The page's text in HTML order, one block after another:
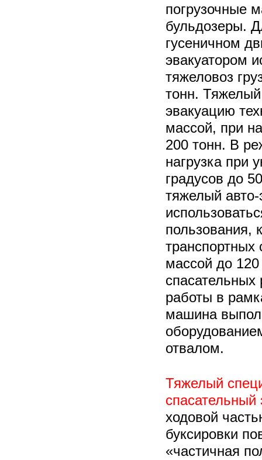
погрузочные
бульдозеры.
гусеничном
эвакуатором
тяжеловоз
тонн. Тяжелый
эвакуацию
массой, при
200 тонн. В
нагрузка при
градусов до
тяжелый
пользования,
транспортных
массой до
спасательных
работы в
машина
отвалом.
Тяжелый
спасательный
ходовой
буксировки
«частичная